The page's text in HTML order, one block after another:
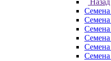
Назад
Семена